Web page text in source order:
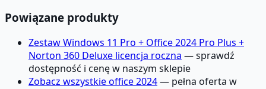
Powiązane produkty
Zestaw Windows 11 Pro + Office 2024 Pro Plus +
Norton 360 Deluxe licencja roczna — sprawdź
dostępność i cenę w naszym sklepie
Zobacz wszystkie office 2024— pełna oferta w